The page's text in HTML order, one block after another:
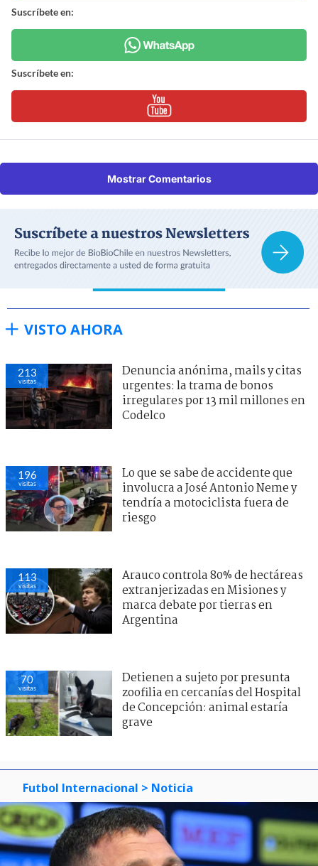
Suscríbete en:
Suscríbete en:
Mostrar Comentarios
VISTO AHORA
213
visitas
Denuncia anónima, mails y citas
urgentes: la trama de bonos
irregulares por 13 mil millones en
Codelco
196
visitas
Lo que se sabe de accidente que
involucra a José Antonio Neme y
tendría a motociclista fuera de
riesgo
113
visitas
Arauco controla 80% de hectáreas
extranjerizadas en Misiones y
marca debate por tierras en
Argentina
70
visitas
Detienen a sujeto por presunta
zoofilia en cercanías del Hospital
de Concepción: animal estaría
grave
Futbol Internacional > Noticia